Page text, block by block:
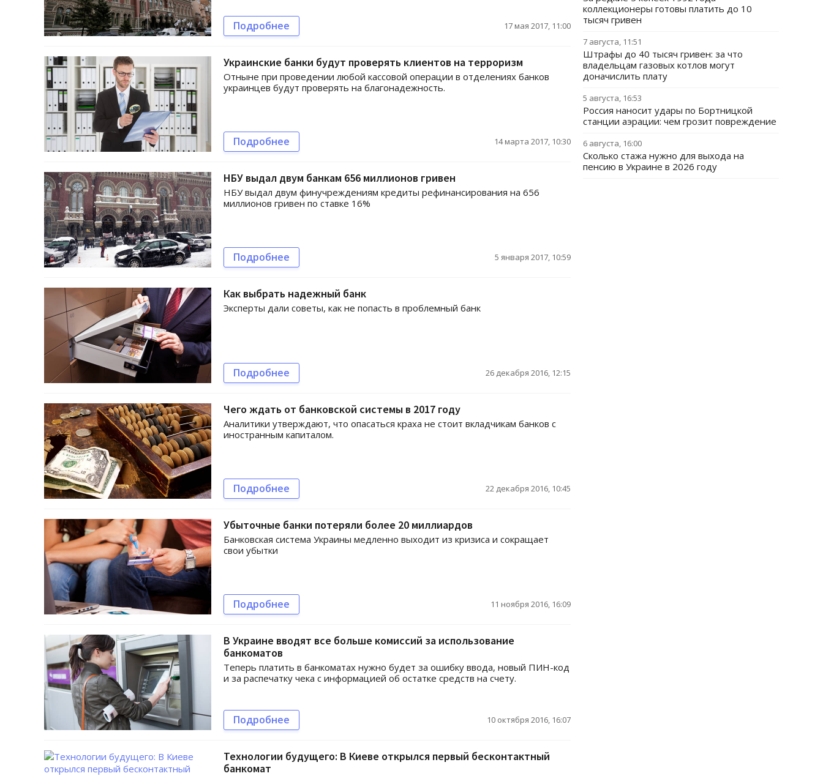
Подробнее 17 мая 2017, 11:00
Украинские банки будут проверять клиентов на терроризм
Отныне при проведении любой кассовой операции в отделениях банков
украинцев будут проверять на благонадежность.
Подробнее 14 марта 2017, 10:30
НБУ выдал двум банкам 656 миллионов гривен
НБУ выдал двум финучреждениям кредиты рефинансирования на 656
миллионов гривен по ставке 16%
Подробнее 5 января 2017, 10:59
Как выбрать надежный банк
Эксперты дали советы, как не попасть в проблемный банк
Подробнее 26 декабря 2016, 12:15
Чего ждать от банковской системы в 2017 году
Аналитики утверждают, что опасаться краха не стоит вкладчикам банков с
иностранным капиталом.
Подробнее 22 декабря 2016, 10:45
Убыточные банки потеряли более 20 миллиардов
Банковская система Украины медленно выходит из кризиса и сокращает
свои убытки
Подробнее 11 ноября 2016, 16:09
В Украине вводят все больше комиссий за использование
банкоматов
Теперь платить в банкоматах нужно будет за ошибку ввода, новый ПИН-код
и за распечатку чека с информацией об остатке средств на счету.
Подробнее 10 октября 2016, 16:07
Технологии будущего: В Киеве открылся первый бесконтактный
банкомат
коллекционеры готовы платить до 10
тысяч гривен
7 августа, 11:51
Штрафы до 40 тысяч гривен: за что
владельцам газовых котлов могут
доначислить плату
5 августа, 16:53
Россия наносит удары по Бортницкой
станции аэрации: чем грозит повреждение
6 августа, 16:00
Сколько стажа нужно для выхода на
пенсию в Украине в 2026 году